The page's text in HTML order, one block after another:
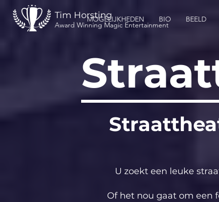
Tim Horsting
Award Winning Magic Entertainment
MOGELIJKHEDEN BIO BEELD
U zoekt een leuke
Of het nou gaat om een